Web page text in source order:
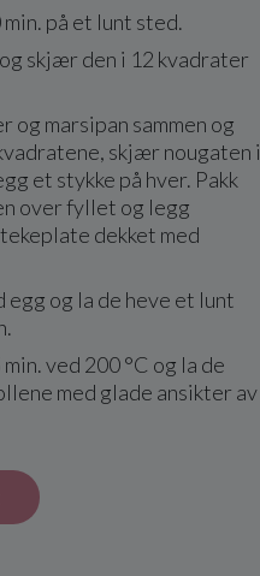
på et lunt sted.
skjær den i 12 kvadrater
og marsipan sammen og
skjær nougaten i
et stykke på hver. Pakk
over fyllet og legg
dekket med
egg og la de heve et lunt
ved 200 °C og la de
med glade ansikter av